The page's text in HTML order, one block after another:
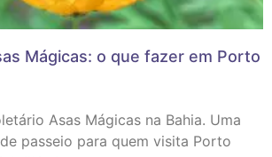
Mágicas: o que fazer em Porto
Asas Mágicas na Bahia. Uma
passeio para quem visita Porto